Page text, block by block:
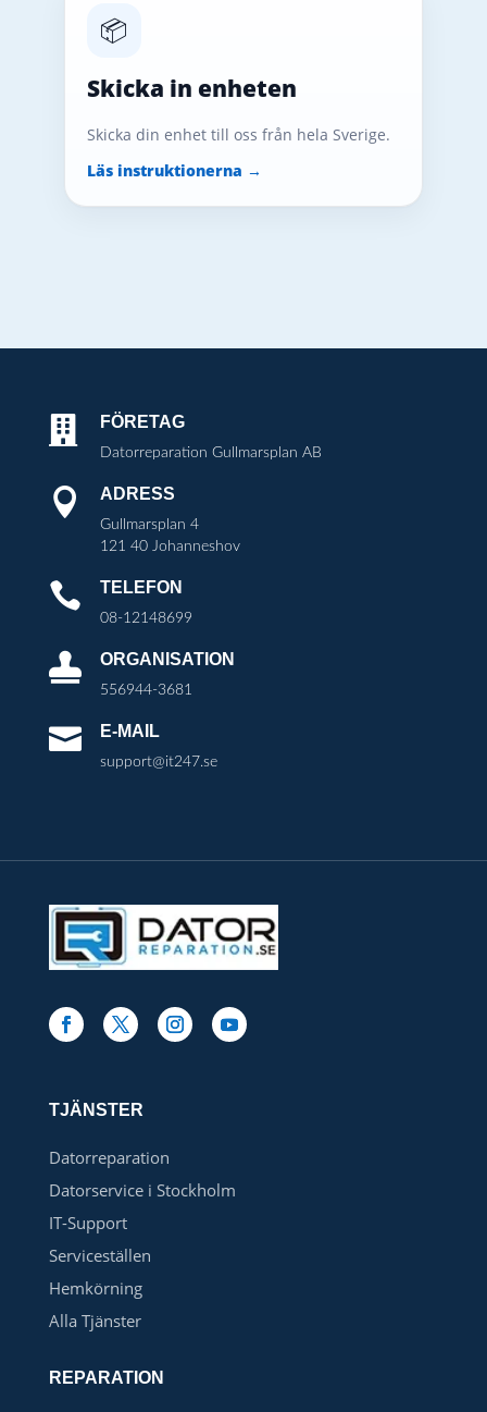
📦
Skicka in enheten
Skicka din enhet till oss från hela Sverige.
Läs instruktionerna →
 FÖRETAG
Datorreparation Gullmarsplan AB
 ADRESS
Gullmarsplan 4
121 40 Johanneshov
 TELEFON
08-12148699
 ORGANISATION
556944-3681
 E-MAIL
support@it247.se
TJÄNSTER
Datorreparation
Datorservice i Stockholm
IT-Support
Serviceställen
Hemkörning
Alla Tjänster
REPARATION